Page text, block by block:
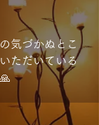
気づかぬとこ
ただいている